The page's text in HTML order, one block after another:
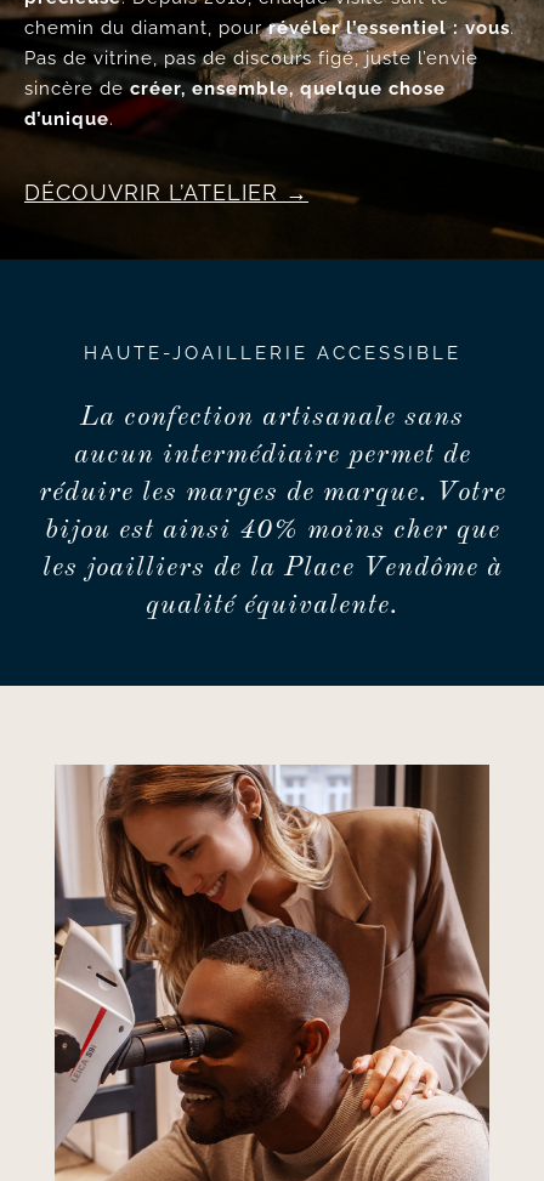
chemin du diamant, pourrévéler l’essentiel : vous.
Pas de vitrine, pas de discours figé, juste l’envie
sincère de créer, ensemble, quelque chose
d’unique.
DÉCOUVRIR L’ATELIER
HAUTE-JOAILLERIE ACCESSIBLE
La confection artisanale sans
aucun intermédiaire permet de
réduire les marges de marque. Votre
bijou est ainsi 40% moins cher que
les joailliers de la Place Vendôme à
qualité équivalente.